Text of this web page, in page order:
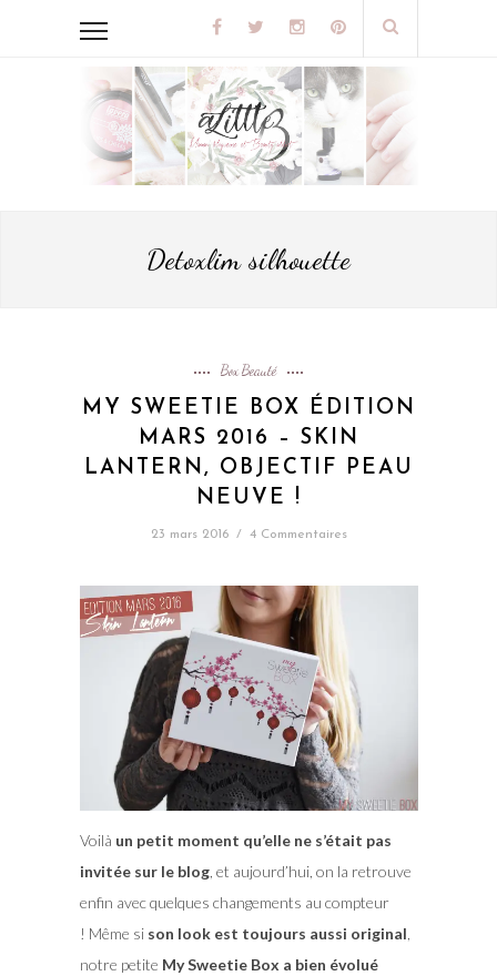
Detoxlim silhouette
Box Beauté
MY SWEETIE BOX ÉDITION
MARS 2016 – SKIN
LANTERN, OBJECTIF PEAU
NEUVE !
23 mars 2016 / 4 Commentaires
Voilà un petit moment qu’elle ne s’était pas
invitée sur le blog, et aujourd’hui, on la retrouve
enfin avec quelques changements au compteur
! Même si son look est toujours aussi original
notre petite My Sweetie Box a bien évolué